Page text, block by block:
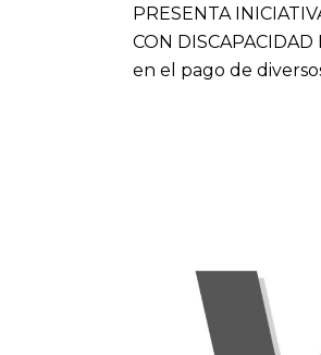
PRESENTA
CON
en el pago de